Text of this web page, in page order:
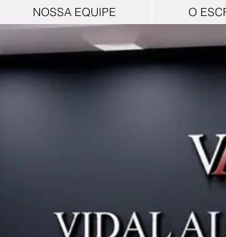
NOSSA EQUIPE O